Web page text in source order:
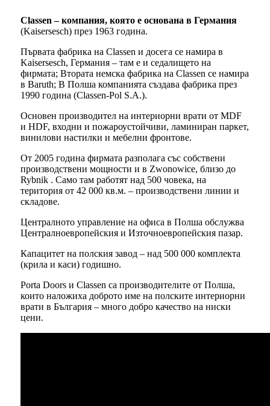
Classen – компания, която е основана в Германия
(Kaisersesch) през 1963 година.
Първата фабрика на Classen и досега се намира в
Kaisersesch, Германия – там е и седалището на
фирмата; Втората немска фабрика на Classen се намира
в Baruth; В Полша компанията създава фабрика през
1990 година (Classen-Pol S.A.).
Основен производител на интериорни врати от MDF
и HDF, входни и пожароустойчиви, ламиниран паркет,
винилови настилки и мебелни фронтове.
От 2005 година фирмата разполага със собствени
производствени мощности и в Zwonowice, близо до
Rybnik . Само там работят над 500 човека, на
територия от 42 000 кв.м. – производствени линии и
складове.
Централното управление на офиса в Полша обслужва
Централноевропейския и Източноевропейския пазар.
Капацитет на полския завод – над 500 000 комплекта
(крила и каси) годишно.
Porta Doors и Classen са производителите от Полша,
които наложиха доброто име на полските интериорни
врати в България – много добро качество на ниски
цени.